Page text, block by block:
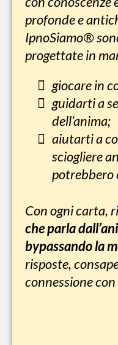
profonde e
IpnoSiamo®
progettate in
giocare in
guidarti a
dell’anima;
aiutarti a
sciogliere
potrebbero
Con ogni carta,
che parla
bypassando la
risposte,
connessione